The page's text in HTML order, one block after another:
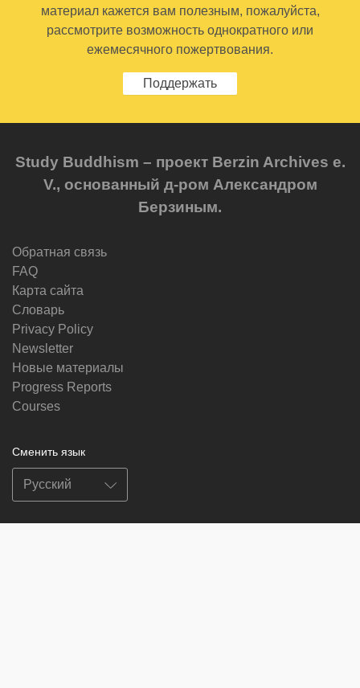
материал кажется вам полезным, пожалуйста,
рассмотрите возможность однократного или
ежемесячного пожертвования.
Поддержать
Study Buddhism – проект Berzin Archives e.
V., основанный д-ром Александром
Берзиным.
Обратная связь
FAQ
Карта сайта
Словарь
Privacy Policy
Newsletter
Новые материалы
Progress Reports
Courses
Сменить язык